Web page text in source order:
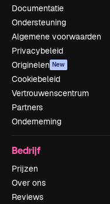
Documentatie
Ondersteuning
Algemene voorwaarden
Privacybeleid
Originelen New
Cookiebeleid
Vertrouwenscentrum
Partners
Onderneming
Bedrijf
Prijzen
Over ons
Reviews